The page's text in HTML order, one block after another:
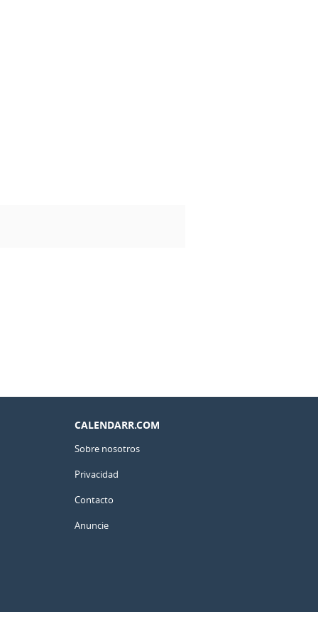
CALENDARR.COM
Sobre nosotros
Privacidad
Contacto
Anuncie